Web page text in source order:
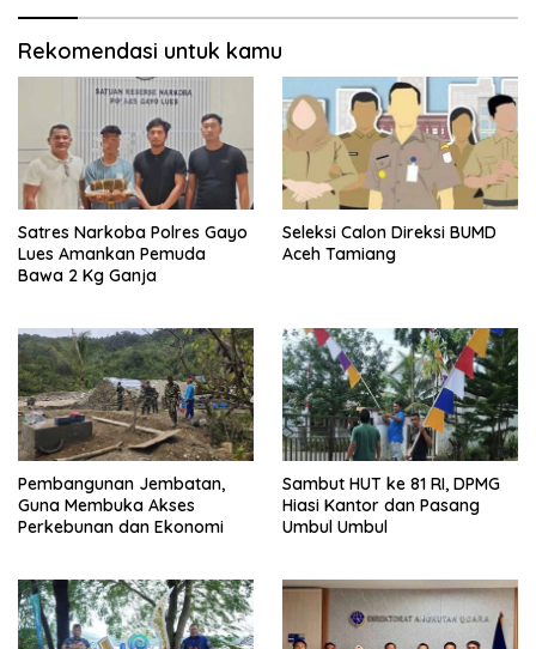
Rekomendasi untuk kamu
Satres Narkoba Polres Gayo
Lues Amankan Pemuda
Bawa 2 Kg Ganja
Seleksi Calon Direksi BUMD
Aceh Tamiang
Pembangunan Jembatan,
Guna Membuka Akses
Perkebunan dan Ekonomi
Sambut HUT ke 81 RI, DPMG
Hiasi Kantor dan Pasang
Umbul Umbul